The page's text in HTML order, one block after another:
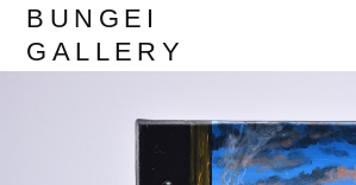
BUNGEI
GALLERY